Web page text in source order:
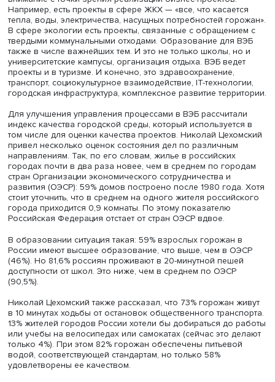
развитие городской инфраструктуры: планирование и
реализация развития коммунальной и транспортной
жилья, инфраструктуры образования и
удобных сервисов. И третье — это улучшение
культурной ситуации. Имеется в виду развитие
социокультурной сферы, включая общественные
пространства и рекреационные объекты. А также
поддержка проектов креативных индустрий,
жителей в городское развитие, пояснил Николай
Замглавы ВЭБ.РФ рассказал о направлениях городской
экономики, на которых ведомство сфокусировало свое
внимание с точки зрения реализации бизнес-проектов.
Например, есть проекты в сфере ЖКХ — «все, что
тепла, воды, электричества, насущных потребностей
В сфере экологии есть проекты, связанные с
твердыми коммунальными отходами. Образование для
также в числе важнейших тем. И это не только школы,
университетские кампусы, организация отдыха. ВЭБ
транспорт, социокультурное взаимодействие, IT-
городская инфраструктура, комплексное развитие
Для улучшения управления процессами в ВЭБ
том числе для оценки качества проектов. Николай
привел несколько оценок состояния дел по различным
направлениям. Так, по его словам, жилье в российских
городах почти в два раза новее, чем в среднем по
стран Организации экономического сотрудничества и
развития (ОЭСР): 59% домов построено после 1980